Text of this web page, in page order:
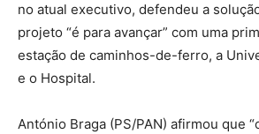
no atual executivo, defendeu a
projeto “é para avançar” com uma
estação de caminhos-de-ferro, a
e o Hospital.
António Braga (PS/PAN) afirmou que